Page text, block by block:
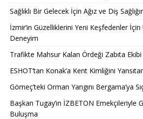
Sağlıklı Bir Gelecek İçin Ağız ve Diş
İzmir’in Güzelliklerini Yeni Keşfedenler
Deneyim
Trafikte Mahsur Kalan Ördeği Zabıta Ekibi
ESHOT’tan Konak’a Kent Kimliğini
Gömeç’teki Orman Yangını Bergama’ya
Başkan Tugay’ın İZBETON Emekçileriyle
Buluşma